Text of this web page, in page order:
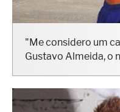
"Me considero um
Gustavo Almeida, o